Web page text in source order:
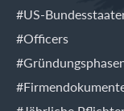
#US-
#Officers